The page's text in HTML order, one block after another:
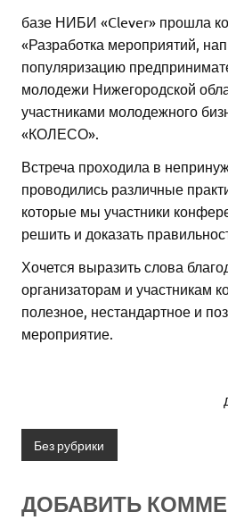
базе НИБИ «Clever» прошла
«Разработка мероприятий,
популяризацию
молодежи Нижегородской
участниками молодежного
«КОЛЕСО».
Встреча проходила в
проводились различные
которые мы участники
решить и доказать
Хочется выразить слова
организаторам и участникам
полезное, нестандартное и
мероприятие.
Без рубрики
ДОБАВИТЬ